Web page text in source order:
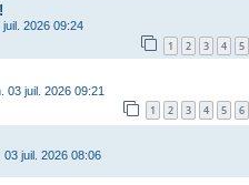
2026 09:24
1 2 3 4 5
03 juil. 2026 09:21
1 2 3 4 5 6
03 juil. 2026 08:06